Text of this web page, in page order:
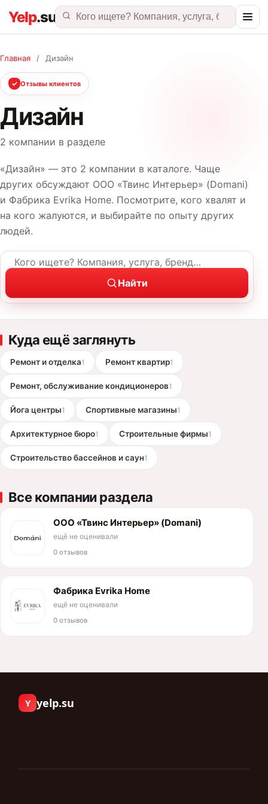
Главная / Дизайн
✓ Отзывы клиентов
Дизайн
2 компании в разделе
«Дизайн» — это 2 компании в каталоге. Чаще
других обсуждают ООО «Твинс Интерьер» (Domani)
и Фабрика Evrika Home. Посмотрите, кого хвалят и
на кого жалуются, и выбирайте по опыту других
людей.
Название компании или услуга
Найти
Куда ещё заглянуть
Ремонт и отделка1 Ремонт квартир1
Ремонт, обслуживание кондиционеров1
Йога центры1 Спортивные магазины1
Архитектурное бюро1 Строительные фирмы1
Строительство бассейнов и саун1
Все компании раздела
ООО «Твинс Интерьер» (Domani)
ещё не оценивали
0 отзывов
Фабрика Evrika Home
ещё не оценивали
0 отзывов
Y yelp.su